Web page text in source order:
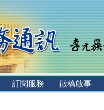
訂閱服務
徵稿啟事